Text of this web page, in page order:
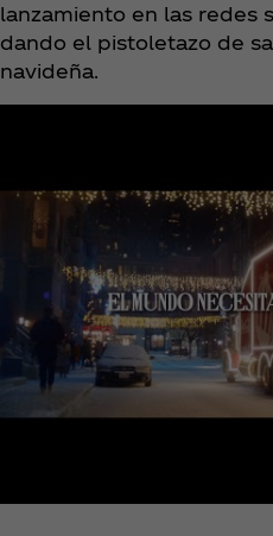
lanzamiento en las redes
dando el pistoletazo de
navideña.